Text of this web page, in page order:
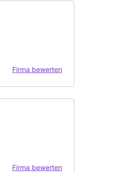
Firma bewerten
Firma bewerten